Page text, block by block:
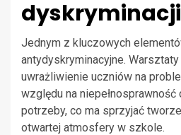
dyskryminacji
Jednym z kluczowych
antydyskryminacyjne. Warsztaty
uwrażliwienie uczniów na
względu na
potrzeby, co ma sprzyjać
otwartej atmosfery w szkole.